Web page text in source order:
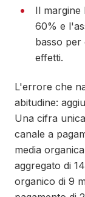
Il margine
60% e
basso per
effetti.
L'errore che
abitudine:
Una cifra
canale a
media
aggregato di
organico di 9